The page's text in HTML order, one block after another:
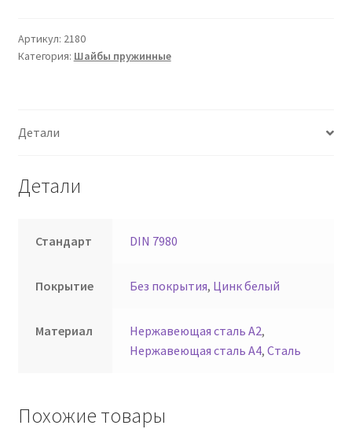
Артикул: 2180
Категория: Шайбы пружинные
Детали
Детали
Стандарт DIN 7980
Покрытие Без покрытия, Цинк белый
Материал Нержавеющая сталь А2,
Нержавеющая сталь А4,Сталь
Похожие товары